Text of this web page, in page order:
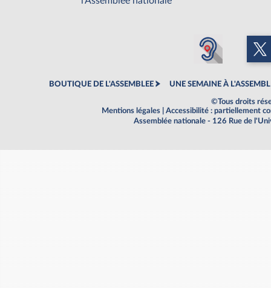
BOUTIQUE DE L'ASSEMBLEE UNE SEMAINE À
©Tous droits
Mentions légales
Accessibilité : partiellement
Assemblée nationale - 126 Rue de